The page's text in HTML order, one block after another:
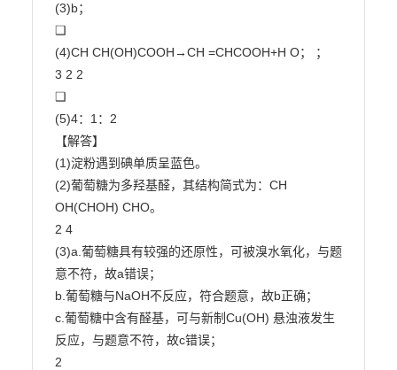
(3)b；
❑
(4)CH CH(OH)COOH→CH =CHCOOH+H O； ；
3 2 2
❑
(5)4：1：2
【解答】
(1)淀粉遇到碘单质呈蓝色。
(2)葡萄糖为多羟基醛，其结构简式为：CH
OH(CHOH) CHO。
2 4
(3)a.葡萄糖具有较强的还原性，可被溴水氧化，与题
意不符，故a错误；
b.葡萄糖与NaOH不反应，符合题意，故b正确；
c.葡萄糖中含有醛基，可与新制Cu(OH) 悬浊液发生
反应，与题意不符，故c错误；
2